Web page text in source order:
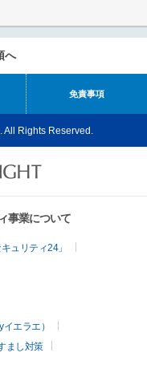
へ
免責事項
Rights Reserved.
事業について
ュリティ24」
エラエ）
まし対策